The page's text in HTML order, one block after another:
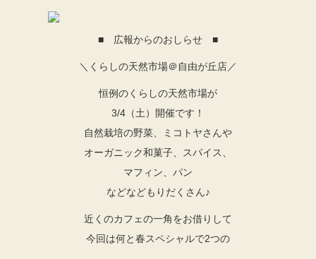
■ 広報からのおしらせ ■
＼くらしの天然市場＠自由が丘店／
恒例のくらしの天然市場が
3/4（土）開催です！
自然栽培の野菜、ミコトヤさんや
オーガニック和菓子、スパイス、
マフィン、パン
などなどもりだくさん♪
近くのカフェの一角をお借りして
今回は何と春スペシャルで2つの